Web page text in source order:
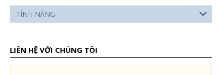
TÍNH NĂNG
LIÊN HỆ VỚI CHÚNG TÔI